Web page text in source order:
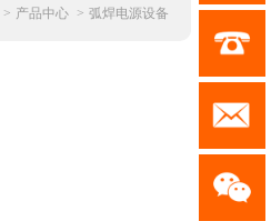
> 产品中心 > 弧焊电源设备